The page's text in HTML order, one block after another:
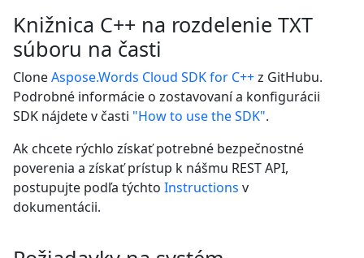
Knižnica C++ na rozdelenie TXT
súboru na časti
CloneAspose.Words Cloud SDK for C++z GitHubu.
Podrobné informácie o zostavovaní a konfigurácii
SDK nájdete v časti "How to use the SDK".
Ak chcete rýchlo získať potrebné bezpečnostné
poverenia a získať prístup k nášmu REST API,
postupujte podľa týchto Instructions v
dokumentácii.